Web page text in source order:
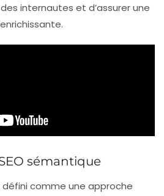
internautes et d’assurer une
sémantique
défini comme une approche